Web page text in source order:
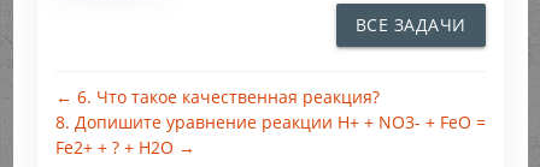
ВСЕ ЗАДАЧИ
← 6. Что такое качественная реакция?
8. Допишите уравнение реакции Н+ + NO3- + FeO =
Fe2+ + ? + Н2O →